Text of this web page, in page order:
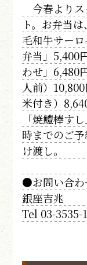
今春よりス
ト。お弁当
毛和牛サー
弁当」5,400
わせ」6,480
人前）
米付き）
「焼鱧棒す
時までのご
け渡し。
●お問い合わ
銀座吉兆
Tel 03-3535-